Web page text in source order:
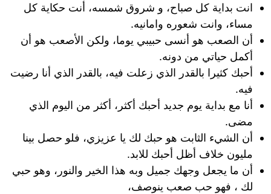
انت بداية كل صباح، و شروق شمسه، أنت حكاية كل
مساء، وانت شعوره وامانيه.
أن الصعب هو أنسى حبيبي يوما، ولكن الأصعب هو أن
أكمل حياتي من دونه.
أحبك كثيرا بالقدر الذي زعلت فيه، بالقدر الذي أنا رضيت
فيه.
أنا مع بداية يوم جديد أحبك أكثر، أكثر من اليوم الذي
مضى.
أن الشيء الثابت هو حبك لك يا عزيزي، فلو حصل بينا
مليون خلاف أظل أحبك للابد.
أن ما يجعل وجهك جميل وبه هذا الخير والنور، وهو حبي
لك ، فهو حب صعب ينوصف،